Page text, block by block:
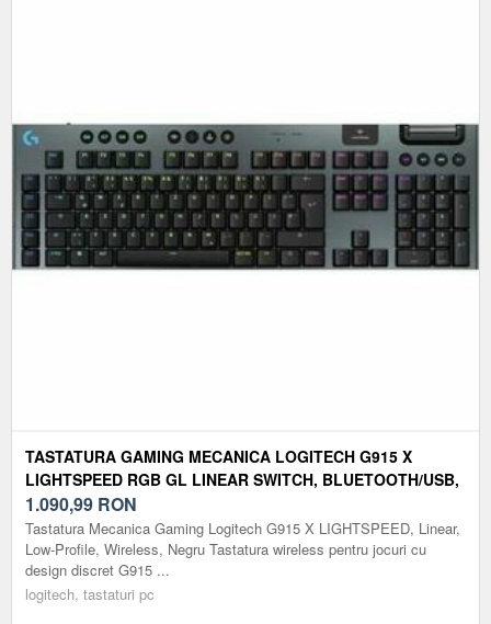
TASTATURA GAMING MECANICA LOGITECH G915 X
LIGHTSPEED RGB GL LINEAR SWITCH, BLUETOOTH/USB,
ILUMINARE RGB (NEGRU)
1.090,99 RON
Tastatura Mecanica Gaming Logitech G915 X LIGHTSPEED, Linear,
Low-Profile, Wireless, Negru Tastatura wireless pentru jocuri cu
design discret G915 ...
logitech, tastaturi pc